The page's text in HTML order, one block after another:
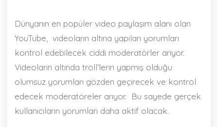
Dünyanın en popüler video paylaşım alanı olan
YouTube,
videoların altına yapılan yorumları
kontrol edebilecek ciddi moderatörler arıyor.
Videoların altında troll’lerin yapmış olduğu
olumsuz yorumları gözden geçirecek ve kontrol
edecek moderatöreler arıyor.
Bu sayede gerçek
kullanıcıların yorumları daha aktif olacak.